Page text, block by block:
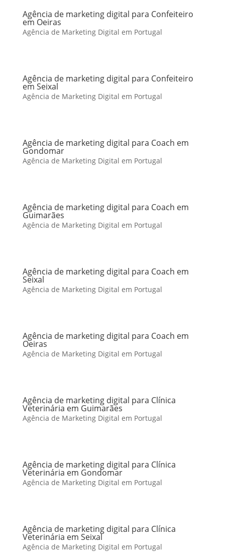
Agência de marketing digital para Confeiteiro
em Oeiras
Agência de Marketing Digital em Portugal
Agência de marketing digital para Confeiteiro
em Seixal
Agência de Marketing Digital em Portugal
Agência de marketing digital para Coach em
Gondomar
Agência de Marketing Digital em Portugal
Agência de marketing digital para Coach em
Guimarães
Agência de Marketing Digital em Portugal
Agência de marketing digital para Coach em
Seixal
Agência de Marketing Digital em Portugal
Agência de marketing digital para Coach em
Oeiras
Agência de Marketing Digital em Portugal
Agência de marketing digital para Clínica
Veterinária em Guimarães
Agência de Marketing Digital em Portugal
Agência de marketing digital para Clínica
Veterinária em Gondomar
Agência de Marketing Digital em Portugal
Agência de marketing digital para Clínica
Veterinária em Seixal
Agência de Marketing Digital em Portugal